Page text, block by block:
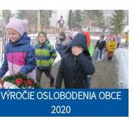
VÝROČIE OSLOBODENIA OBCE
2020